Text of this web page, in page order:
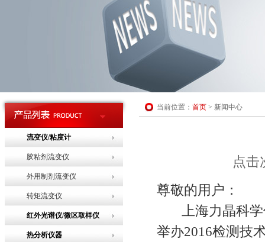
流变仪/粘度计
胶粘剂流变仪
外用制剂流变仪
转矩流变仪
红外光谱仪/微区取样仪
热分析仪器
当前位置： 首页 > 新闻中心
点击
尊敬的用户：
上海力晶科学
举办2016检测技